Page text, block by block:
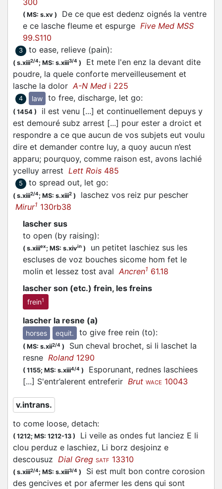
300
( MS: s.xv )
De ce que est dedenz oignés la ventre
e ce lasche fleume et espurge Five Med MSS
99.S110
3 to ease, relieve (pain):
( s.xiii2/4; MS: s.xiii3/4 )
Et mete l'en enz la devant dite
poudre, la quele conforte merveilleusement et
lasche la dolorA-N Med i 225
4 law to free, discharge, let go:
( 1454 )
il est venu [...] et continuellement depuys y
est demouré subz arrest [...] pour ester a droict et
respondre a ce que aucun de vos subjets eut voulu
dire et demander contre luy, a quoy aucun n’est
apparu; pourquoy, comme raison est, avons lachié
ycelluy arrest Lett Rois 485
5 to spread out, let go:
( s.xiii2/4; MS: s.xiii2 ) laschez vos reiz pur pescher
Mirur1 130rb38
lascher sus
to open (by raising):
( s.xiiiex; MS: s.xivin ) un petitet laschiez sus les
escluses de voz bouches sicome hom fet le
molin et lessez tost avalAncren1 61.18
lascher son (etc.) frein, les freins
frein1
lascher la resne (a)
horses equit. to give free rein (to):
( MS: s.xii2/4 ) Sun cheval brochet, si li laschet la
resne Roland 1290
( 1155; MS: s.xiii4/4 )
Esporunant, rednes laschiees
[...] S'entr’alerent entreferir Brut WACE 10043
v.intrans.
to come loose, detach:
( 1212; MS: 1212-13 )
Li veile as ondes fut lanciez E li
clou perduz e laschiez, Li borz desjoinz e
descousuz Dial Greg SATF 13310
( s.xiii2/4; MS: s.xiii3/4 )
Si est mult bon contre corosion
des gencives et por afermer les dens qui sont